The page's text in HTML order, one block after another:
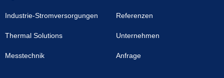
Industrie-Stromversorgungen
Thermal Solutions
Messtechnik
Referenzen
Unternehmen
Anfrage